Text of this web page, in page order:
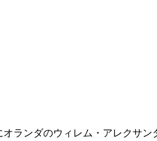
ランダのウィレム・アレクサン